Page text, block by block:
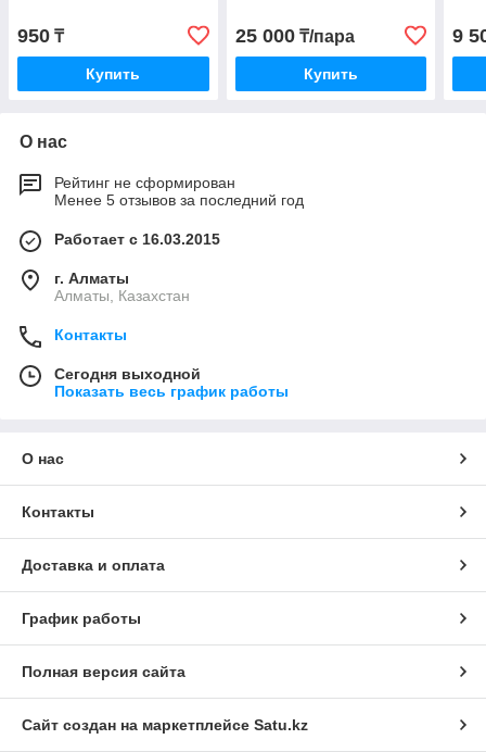
950 ₸
Купить
25 000₸/пара
Купить
9
О нас
Рейтинг не сформирован
Менее 5 отзывов за последний год
Работает с 16.03.2015
г. Алматы
Алматы, Казахстан
Контакты
Сегодня выходной
Показать весь график работы
О нас
Контакты
Доставка и оплата
График работы
Полная версия сайта
Сайт создан на маркетплейсе Satu.kz